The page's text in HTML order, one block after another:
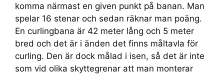
komma närmast en given punkt på banan. Man
spelar 16 stenar och sedan räknar man poäng.
En curlingbana är 42 meter lång och 5 meter
bred och det är i änden det finns måltavla för
curling. Den är dock målad i isen, så det är inte
som vid olika skyttegrenar att man monterar